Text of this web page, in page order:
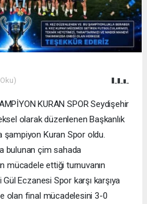
KURAN SPOR Seydişehir
olarak düzenlenen Başkanlık
şampiyon Kuran Spor oldu.
bulunan çim sahada
mücadele ettiği turnuvanın
Eczanesi Spor karşı karşıya
olan final mücadelesini 3-0